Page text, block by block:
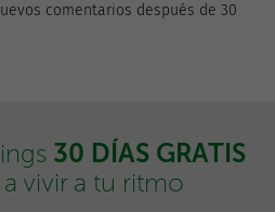
comentarios después de 30
30 DÍAS GRATIS
vivir a tu ritmo